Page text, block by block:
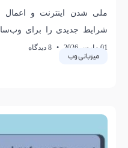
میزبانی وب
ملی شدن اینترنت و اعمال
شرایط جدیدی را برای
کرده است. در چنین
01 مارس 2026